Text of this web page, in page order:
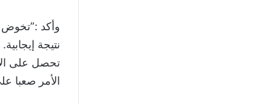
نتيجة
تحصل على
الأمر صعبا